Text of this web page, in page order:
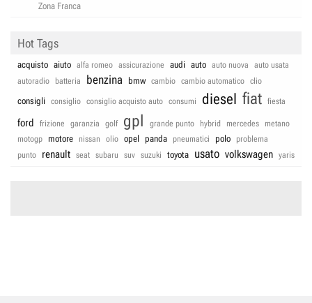
Zona Franca
Hot Tags
acquisto aiuto alfa romeo assicurazione audi auto auto nuova
auto usata
autoradio
batteria benzina bmw cambio cambio automatico clio
consigli consiglio consiglio acquisto auto consumi diesel fiat fiesta
ford frizione garanzia golf gpl grande punto hybrid mercedes
metano
motogp
motore nissan olio opel panda pneumatici polo
problema
punto
renault seat subaru suv suzuki toyota usato volkswagen yaris